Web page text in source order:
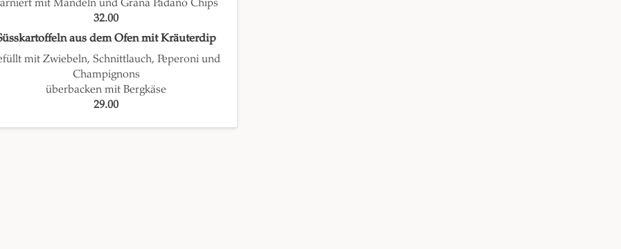
32.00
aus dem Ofen mit Kräuterdip
mit Zwiebeln, Schnittlauch, Peperoni und
Champignons
überbacken mit Bergkäse
29.00